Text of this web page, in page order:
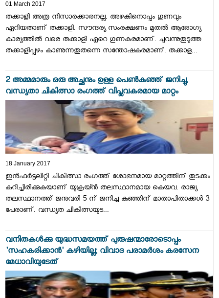
01 March 2017
തക്കാളി അത്ര നിസാരക്കാരനല്ല. അഴകിനൊപ്പം ഗുണവും
ഏറിയതാണ് തക്കാളി. സൗന്ദര്യ സംരക്ഷണം മുതല്‍ ആരോഗ്യ
കാര്യത്തില്‍ വരെ തക്കാളി ഏറെ ഗുണകരമാണ്. ചുവന്നുതുടുത്ത
തക്കാളിപ്പഴം കാണുന്നതുതന്നെ സന്തോഷകരമാണ്. തക്കാള...
2 അമ്മമാരും ഒരു അച്ഛനും ഉള്ള പെണ്‍കുഞ്ഞ് ജനിച്ചു,
വന്ധ്യതാ ചികിത്സാ രംഗത്ത് വിപ്ലവകരമായ മാറ്റം
18 January 2017
ഇന്‍ഫര്‍ട്ടലിറ്റി ചികിത്സാ രംഗത്ത് ശോഭനമായ മാറ്റത്തിന് തുടക്കം
കുറിച്ചിരിക്കുകയാണ് യുക്രയ്ന്‍ തലസ്ഥാനമായ കെയവ. രാജ്യ
തലസ്ഥാനത്ത് ജനുവരി 5 ന് ജനിച്ച കുഞ്ഞിന് മാതാപിതാക്കള്‍ 3
പേരാണ്. വന്ധ്യത ചികിത്സയുട...
വനിതകള്‍ക്കു യുദ്ധസമയത്ത് പുരുഷന്മാരോടൊപ്പം
'സഹകരിക്കാന്‍' കഴിയില്ല; വിവാദ പരാമര്‍ശം കരസേന
മേധാവിയുടേത്